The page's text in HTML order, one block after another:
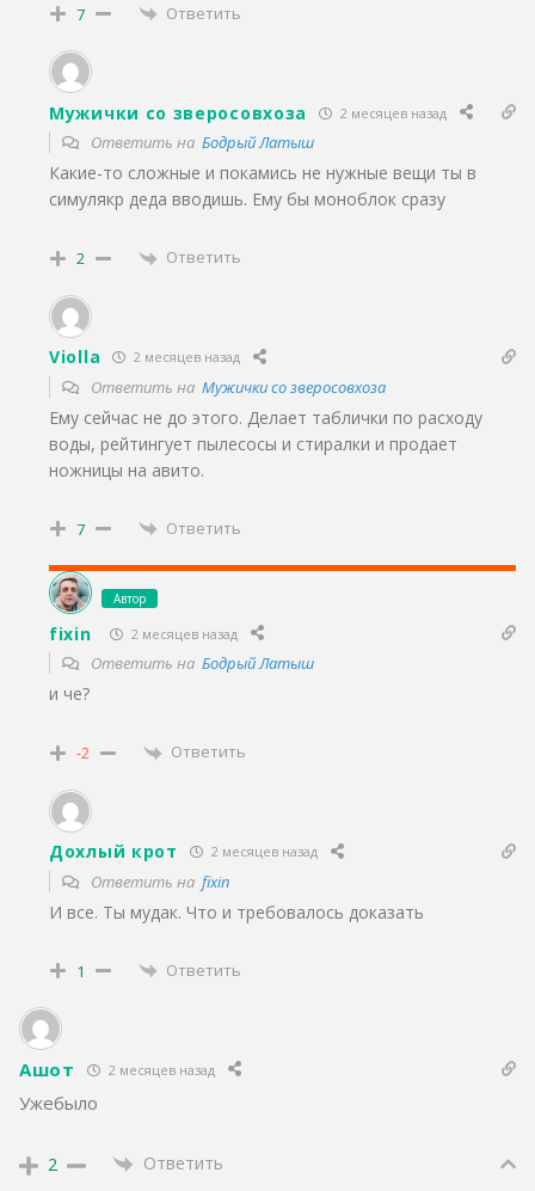
7 Ответить
Мужички со зверосовхоза 2 месяцев назад
Ответить на Бодрый Латыш
Какие-то сложные и покамись не нужные вещи ты в
симулякр деда вводишь. Ему бы моноблок сразу
2 Ответить
Violla 2 месяцев назад
Ответить на Мужички со зверосовхоза
Ему сейчас не до этого. Делает таблички по расходу
воды, рейтингует пылесосы и стиралки и продает
ножницы на авито.
7 Ответить
Автор
fixin 2 месяцев назад
Ответить на Бодрый Латыш
и че?
-2 Ответить
Дохлый крот 2 месяцев назад
Ответить на fixin
И все. Ты мудак. Что и требовалось доказать
1 Ответить
Ашот 2 месяцев назад
Ужебыло
2 Ответить